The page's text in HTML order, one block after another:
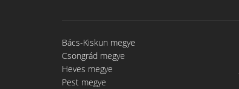
Bács-Kiskun megye
Csongrád megye
Heves megye
Pest megye